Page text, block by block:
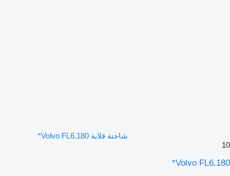
شاحنة قلابة Volvo FL6.180*
10
Volvo FL6.180*